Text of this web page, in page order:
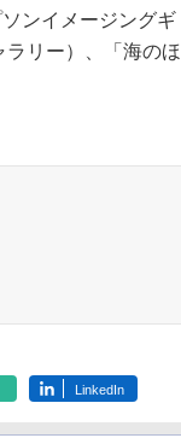
ンイメージングギ
リー）、「海のほ
LinkedIn